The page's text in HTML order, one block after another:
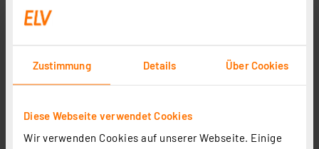
Zustimmung Details Über Cookies
Diese Webseite verwendet Cookies
Wir verwenden Cookies auf unserer Webseite. Einige
OSRAM SMART+ Smart Home LED-Lampe E14 , WLAN,
Produktdatenblatt
Informationen zu Versandkosten